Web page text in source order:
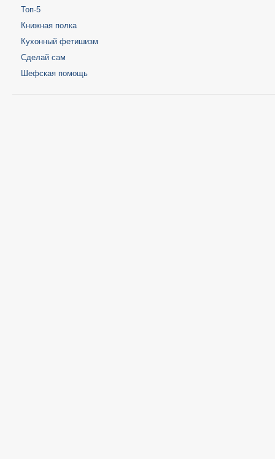
Топ-5
Книжная полка
Кухонный фетишизм
Сделай сам
Шефская помощь